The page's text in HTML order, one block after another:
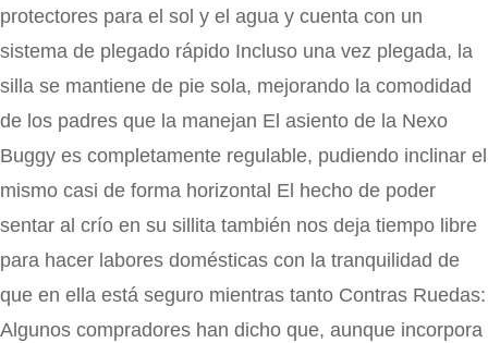
protectores para el sol y el agua y cuenta con un
sistema de plegado rápido Incluso una vez plegada, la
silla se mantiene de pie sola, mejorando la comodidad
de los padres que la manejan El asiento de la Nexo
Buggy es completamente regulable, pudiendo inclinar el
mismo casi de forma horizontal El hecho de poder
sentar al crío en su sillita también nos deja tiempo libre
para hacer labores domésticas con la tranquilidad de
que en ella está seguro mientras tanto Contras Ruedas:
Algunos compradores han dicho que, aunque incorpora